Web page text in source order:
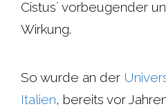
Cistus´ vorbeugender
Wirkung.
So wurde an der
Italien, bereits vor